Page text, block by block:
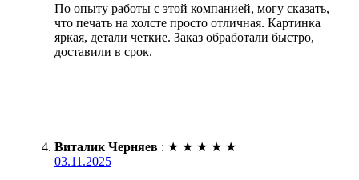
По опыту работы с этой компанией, могу сказать,
что печать на холсте просто отличная. Картинка
яркая, детали четкие. Заказ обработали быстро,
доставили в срок.
Виталик Черняев : ★ ★ ★ ★ ★
03.11.2025